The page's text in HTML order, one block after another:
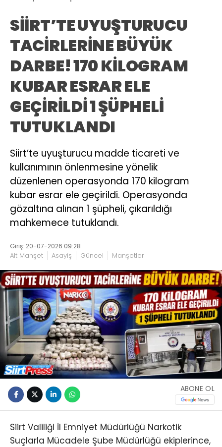
SİİRT’TE UYUŞTURUCU
TACİRLERİNE BÜYÜK
DARBE! 170 KİLOGRAM
KUBAR ESRAR ELE
GEÇİRİLDİ 1 ŞÜPHELİ
TUTUKLANDI
Siirt’te uyuşturucu madde ticareti ve
kullanımının önlenmesine yönelik
düzenlenen operasyonda 170 kilogram
kubar esrar ele geçirildi. Operasyonda
gözaltına alınan 1 şüpheli, çıkarıldığı
mahkemece tutuklandı.
Giriş: 20-07-2026 09:28
Alt Manşet Asayiş Güncel Manşetler
ABONE OL
Siirt Valiliği İl Emniyet Müdürlüğü Narkotik
Suçlarla Mücadele Şube Müdürlüğü ekiplerince,